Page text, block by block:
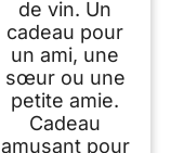
de vin. Un
cadeau pour
un ami, une
sœur ou une
petite amie.
Cadeau
amusant pour